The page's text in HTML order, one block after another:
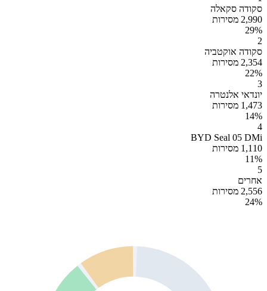
סקודה סקאלה
2,990 מסירות
29%
2
סקודה אוקטביה
2,354 מסירות
22%
3
יונדאי אלנטרה
1,473 מסירות
14%
4
BYD Seal 05 DMi
1,110 מסירות
11%
5
אחרים
2,556 מסירות
24%